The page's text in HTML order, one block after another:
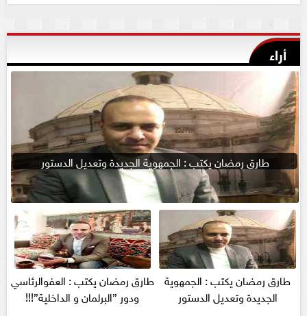
أراء
طارق رمضان يكتب : الجمهوية الجديدة وتعديل الدستور
طارق رمضان يكتب : الجمهوية
الجديدة وتعديل الدستور
طارق رمضان يكتب : العفوالرئاسي
ودور ”البرلمان و الداخلية”!!!